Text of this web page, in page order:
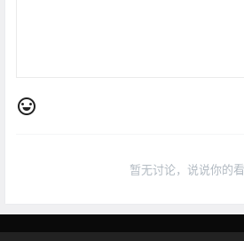
暂无讨论，说说你的